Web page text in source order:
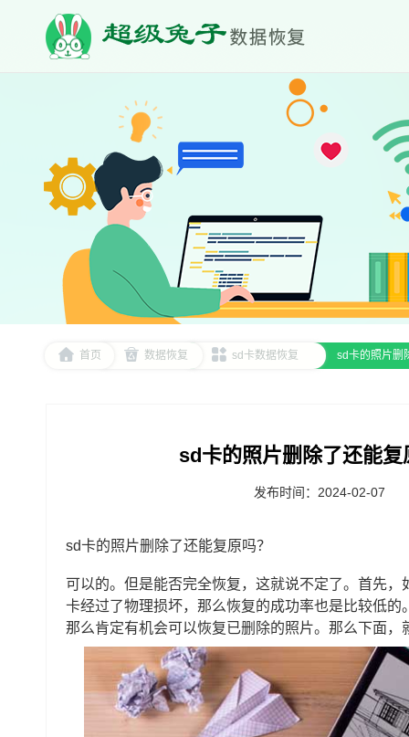
首页 数据恢复 sd卡数据恢复 sd卡的照片删
sd卡的照片删除了还能
发布时间：2024-02-07
sd卡的照片删除了还能复原吗？
可以的。但是能否完全恢复，这就说不定了。首先
卡经过了物理损坏，那么恢复的成功率也是比较低
那么肯定有机会可以恢复已删除的照片。那么下面